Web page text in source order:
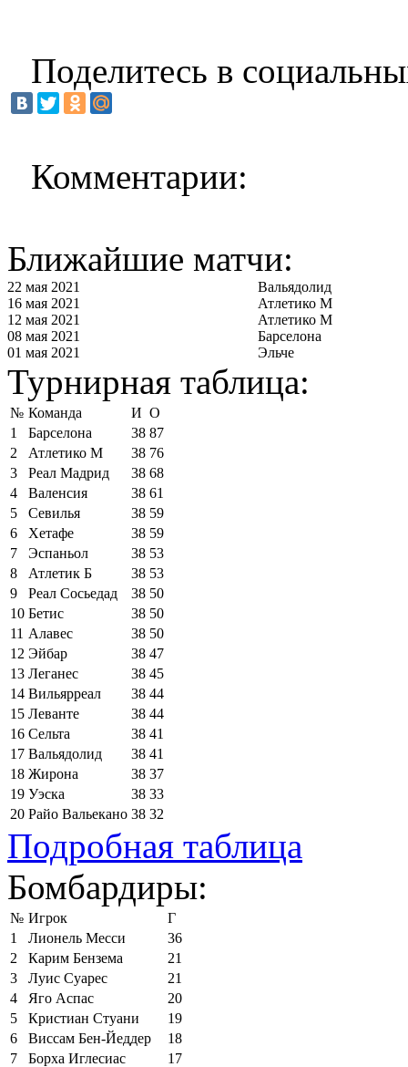
Поделитесь в
Комментарии:
Ближайшие матчи:
22 мая 2021
Вальядолид
16 мая 2021
Атлетико М
12 мая 2021
Атлетико М
08 мая 2021
Барселона
01 мая 2021
Эльче
Турнирная таблица:
№ Команда И О
1
Барселона 38 87
2
Атлетико М 38 76
3
Реал Мадрид 38 68
4
Валенсия 38 61
5
Севилья 38 59
6
Хетафе 38 59
7
Эспаньол 38 53
8
Атлетик Б 38 53
9
Реал Сосьедад 38 50
10 Бетис 38 50
11 Алавес 38 50
12 Эйбар 38 47
13 Леганес 38 45
14 Вильярреал 38 44
15 Леванте 38 44
16 Сельта 38 41
17 Вальядолид 38 41
18 Жирона 38 37
19 Уэска 38 33
20 Райо Вальекано 38 32
Подробная таблица
Бомбардиры:
№ Игрок
Г
1
Лионель Месси
36
2
Карим Бензема
21
3
Луис Суарес
21
4
Яго Аспас
20
5
Кристиан Стуани
19
6
Виссам Бен-Йеддер
18
7
Борха Иглесиас
17